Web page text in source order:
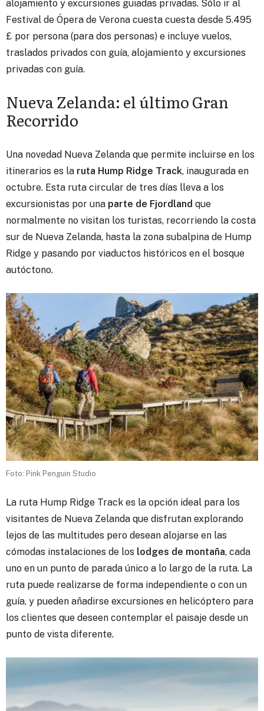
alojamiento y excursiones guiadas privadas. Sólo ir al
Festival de Ópera de Verona cuesta cuesta desde 5.495
£ por persona (para dos personas) e incluye vuelos,
traslados privados con guía, alojamiento y excursiones
privadas con guía.
Nueva Zelanda: el último Gran
Recorrido
Una novedad Nueva Zelanda que permite incluirse en los
itinerarios es la ruta Hump Ridge Track, inaugurada en
octubre. Esta ruta circular de tres días lleva a los
excursionistas por una parte de Fjordland que
normalmente no visitan los turistas, recorriendo la costa
sur de Nueva Zelanda, hasta la zona subalpina de Hump
Ridge y pasando por viaductos históricos en el bosque
autóctono.
Foto: Pink Penguin Studio
La ruta Hump Ridge Track es la opción ideal para los
visitantes de Nueva Zelanda que disfrutan explorando
lejos de las multitudes pero desean alojarse en las
cómodas instalaciones de los lodges de montaña, cada
uno en un punto de parada único a lo largo de la ruta. La
ruta puede realizarse de forma independiente o con un
guía, y pueden añadirse excursiones en helicóptero para
los clientes que deseen contemplar el paisaje desde un
punto de vista diferente.